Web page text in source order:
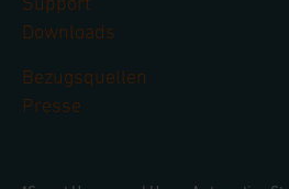
Downloads
Bezugsquellen
Presse